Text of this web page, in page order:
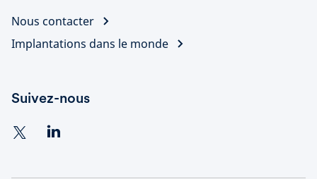
Nous contacter
Implantations dans le monde
Suivez-nous